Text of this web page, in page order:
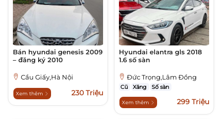
Bán hyundai genesis 2009
– đăng ký 2010
Cầu Giấy,Hà Nội
Xem thêm 230 Triệu
Hyundai elantra gls 2018
1.6 số sàn
Đức Trọng,Lâm Đồng
Cũ Xăng Số sàn
Xem thêm 299 Triệu